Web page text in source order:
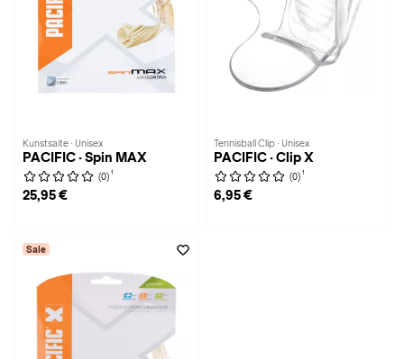
Kunstsaite · Unisex
PACIFIC · Spin MAX
(0) 1
25,95 €
Tennisball Clip · Unisex
PACIFIC · Clip X
(0) 1
6,95 €
Sale